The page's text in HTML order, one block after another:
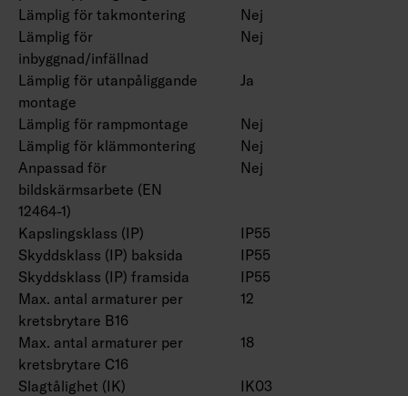
Lämplig för takmontering
Nej
Lämplig för
inbyggnad/infällnad
Nej
Lämplig för utanpåliggande
montage
Ja
Lämplig för rampmontage
Nej
Lämplig för klämmontering
Nej
Anpassad för
bildskärmsarbete (EN
12464-1)
Nej
Kapslingsklass (IP)
IP55
Skyddsklass (IP) baksida
IP55
Skyddsklass (IP) framsida
IP55
Max. antal armaturer per
kretsbrytare B16
12
Max. antal armaturer per
kretsbrytare C16
18
Slagtålighet (IK)
IK03